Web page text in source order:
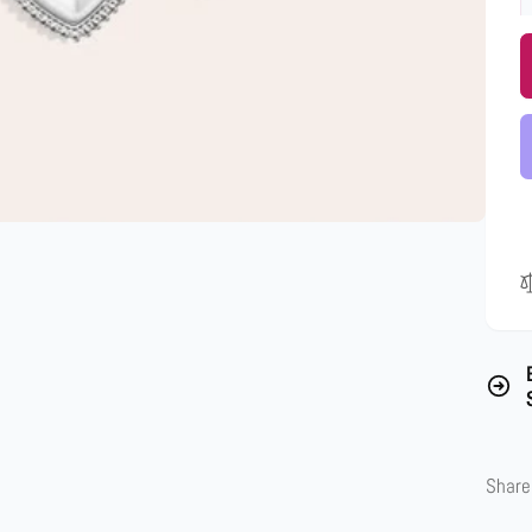
Share